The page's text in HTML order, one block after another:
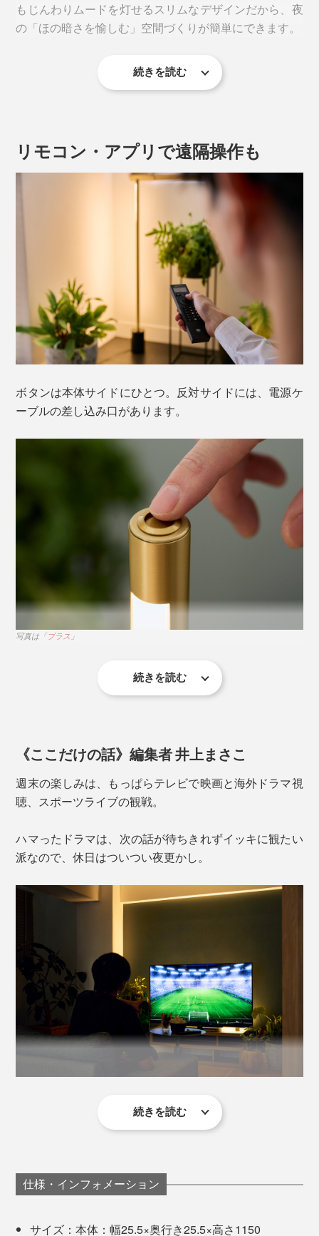
スーッと1本の細い線を描くLED光と、照らす方向を自
由に調整もできる、独立したふたつのミニベース。
ライト台座の奥行きは4cmほどなので、5cm程度の隙間
があれば、どんな狭いスペースにも設置できちゃうスマ
ートさです。
テレビ背面を照らす「シアターライティング」のメリッ
トは、ムードアップだけではありません。
壁とテレビ画面の明度差が少なくなり、目の負担を
画面への映り込みを軽減
長時間の視聴でも疲れにくく、集中しやすい
実際に、「バーライト」のあり・なしで映画を観てみま
したが、目のラクさがまったく違いました。
暗い部屋で、テレビ画面が発光する明るさのみでは、す
ぐに目が疲れてショボショボ。長時間の視聴では疲れて
逆に部屋の照明が明るすぎると、目に入る“別のコト”に
壁に光を反射させた「バーライト」の絶妙なじんわり光
もじんわりムードを灯せるスリムなデザインだから、夜
の「ほの暗さを愉しむ」空間づくりが簡単にできます。
Scene1：BARカウンター風に
キッチンカウンターでバー気分を味わいたいなら、ハイ
チェアの足元にどうぞ。灯りの位置を上向き、壁向き、
床向きに角度を調整するだけで雰囲気がガラリと変わり
ます。
ゲストを迎える時、玄関からリビングへ向かう廊下に、
してタテ置きでトイレに設置してもムーディ。
Scene3：カフェラウンジ風に
植物の背後を照らすと、一気にカフェのまったり空間を
演出できます。タテ置きでコーナーを照らせば、空間に
メリハリが生まれて部屋が広く感じる効果も。
続きを読む
リモコン・アプリで遠隔操作も
ボタンは本体サイドにひとつ。反対サイドには、電源ケ
ーブルの差し込み口があります。
写真は「ブラス 」
作ができちゃいます。
「調光」と「調色」はリモコン上部のダイヤルで。中央
のボタンを押すことで、調光↔︎調色の操作を切り替えら
れます。
※3秒間操作がない場合、自動的に調光調節に切り替わります。
ダイヤルを左に回せば暗く、右に回せば明るくなりま
す。
調色
続きを読む
《ここだけの話》編集者 井上まさこ
週末の楽しみは、もっぱらテレビで映画と海外ドラマ視
聴、スポーツライブの観戦。
ハマったドラマは、次の話が待ちきれずイッキに観たい
派なので、休日はついつい夜更かし。
ただ最近の悩みは、明るい部屋で映画やドラマを観る
目の前の雑誌をパラパラ眺めたり、伸びた爪が気になっ
続きを読む
仕様・インフォメーション
サイズ：本体：幅25.5×奥行き25.5×高さ1150